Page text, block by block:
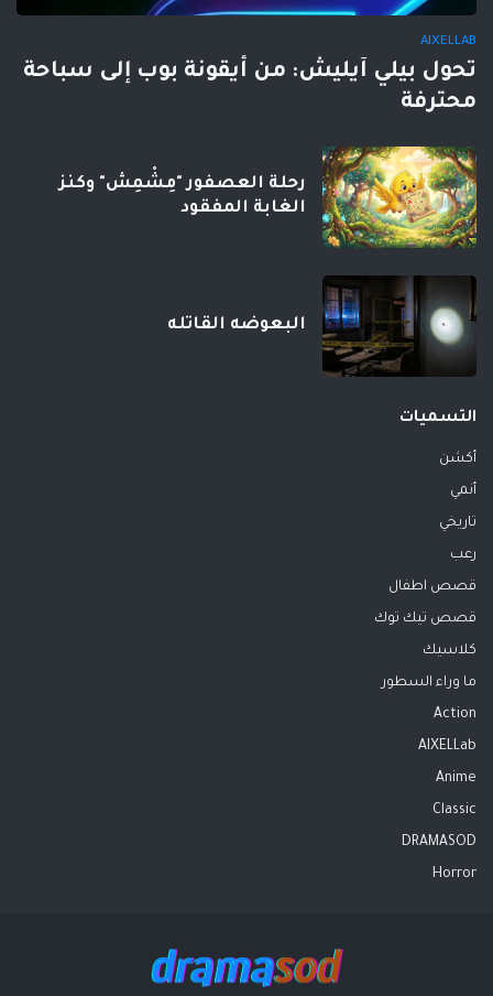
AIXELLAB
تحول بيلي آيليش: من أيقونة بوب إلى سباحة
محترفة
رحلة العصفور "مِشْمِش" وكنز
الغابة المفقود
البعوضه القاتله
التسميات
أكشن
أنمي
تاريخي
رعب
قصص اطفال
قصص تيك توك
كلاسيك
ما وراء السطور
Action
AIXELLab
Anime
Classic
DRAMASOD
Horror